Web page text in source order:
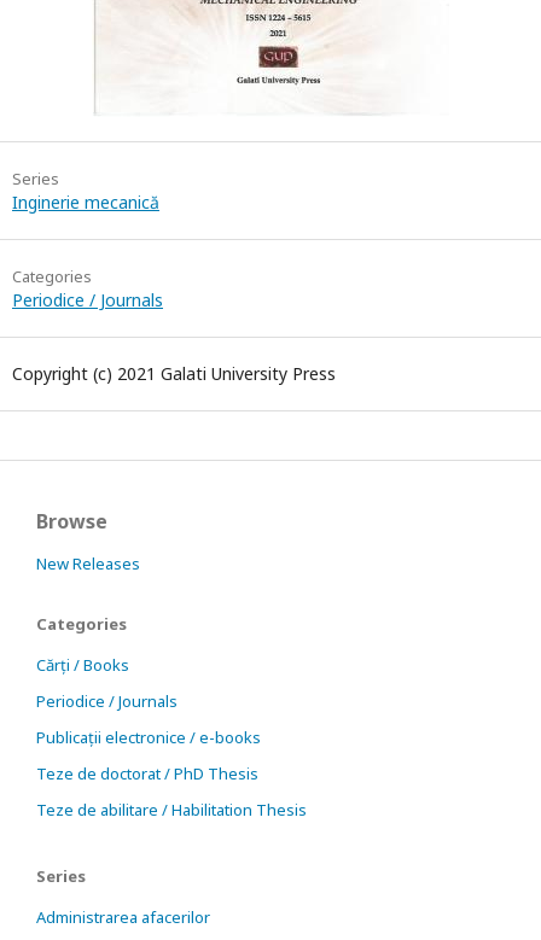
Series
Inginerie mecanică
Categories
Periodice / Journals
Copyright (c) 2021 Galati University Press
Browse
New Releases
Categories
Cărți / Books
Periodice / Journals
Publicații electronice / e-books
Teze de doctorat / PhD Thesis
Teze de abilitare / Habilitation Thesis
Series
Administrarea afacerilor